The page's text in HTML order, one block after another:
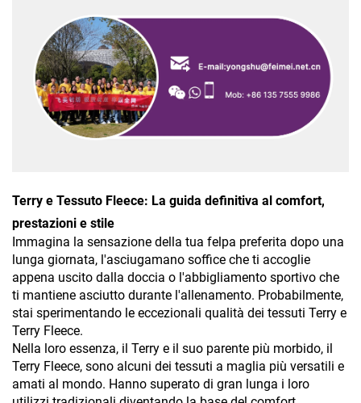
Terry e Tessuto Fleece: La guida definitiva al comfort,
prestazioni e stile
Immagina la sensazione della tua felpa preferita dopo una
lunga giornata, l'asciugamano soffice che ti accoglie
appena uscito dalla doccia o l'abbigliamento sportivo che
ti mantiene asciutto durante l'allenamento. Probabilmente,
stai sperimentando le eccezionali qualità dei tessuti Terry e
Terry Fleece.
Nella loro essenza, il Terry e il suo parente più morbido, il
Terry Fleece, sono alcuni dei tessuti a maglia più versatili e
amati al mondo. Hanno superato di gran lunga i loro